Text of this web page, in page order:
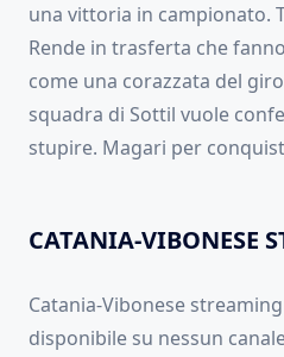
una vittoria in campionato.
Rende in trasferta che
come una corazzata del
squadra di Sottil vuole
stupire. Magari per
CATANIA-VIBONESE
Catania-Vibonese
disponibile su nessun